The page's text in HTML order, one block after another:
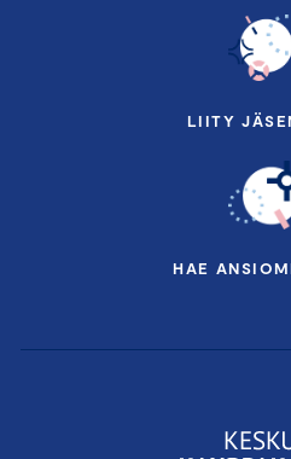
LIITY
HAE